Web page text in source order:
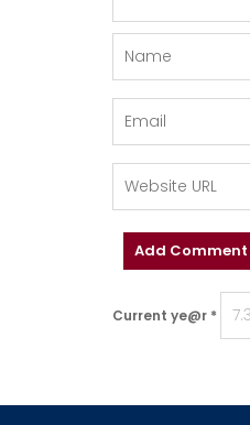
Current ye@r *